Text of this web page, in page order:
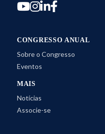
CONGRESSO ANUAL
Sobre o Congresso
Eventos
MAIS
Notícias
Associe-se